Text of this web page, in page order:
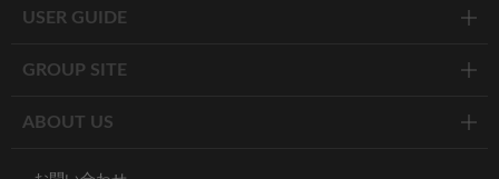
USER GUIDE
GROUP SITE
ABOUT US